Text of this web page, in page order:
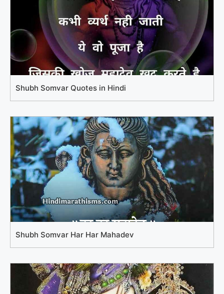
Shubh Somvar Quotes in Hindi
Shubh Somvar Har Har Mahadev